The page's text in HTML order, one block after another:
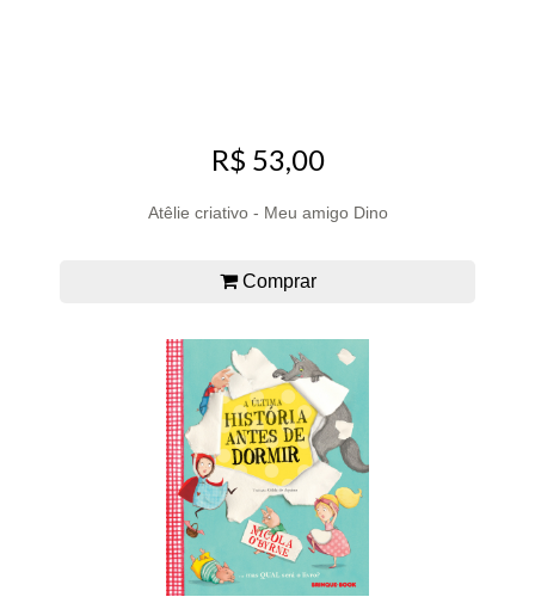
R$ 53,00
Atêlie criativo - Meu amigo Dino
Comprar